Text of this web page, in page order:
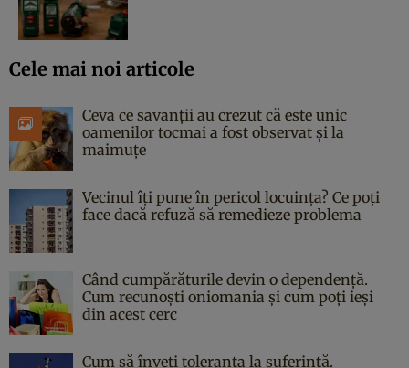
Cele mai noi articole
Ceva ce savanții au crezut că este unic
oamenilor tocmai a fost observat și la
maimuțe
Vecinul îți pune în pericol locuința? Ce poți
face dacă refuză să remedieze problema
Când cumpărăturile devin o dependență.
Cum recunoști oniomania și cum poți ieși
din acest cerc
Cum să înveți toleranța la suferință.